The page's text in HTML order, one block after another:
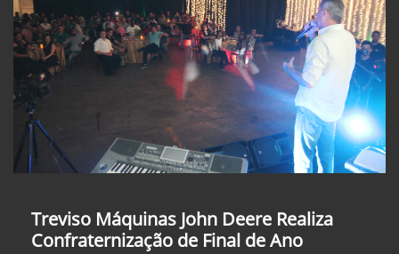
Treviso Máquinas John Deere Realiza
Confraternização de Final de Ano